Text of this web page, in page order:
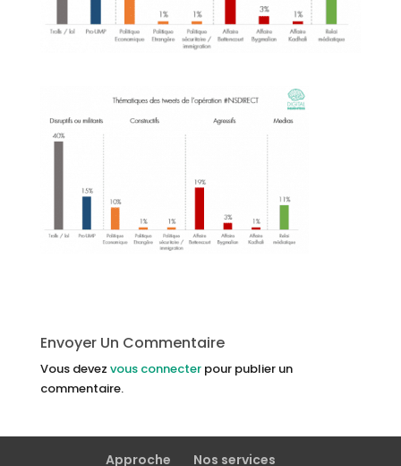
Envoyer Un Commentaire
Vous devez vous connecterpour publier un
commentaire.
Approche Nos services